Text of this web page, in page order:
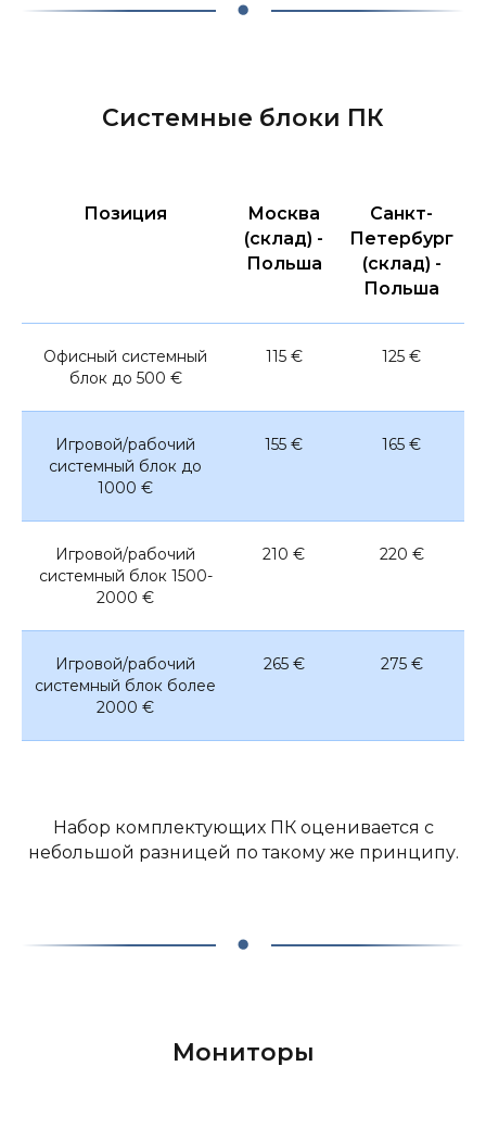
Системные блоки ПК
Позиция
Москва
(склад) -
Польша
Санкт-
Петербург
(склад) -
Польша
Офисный системный
блок до 500 €
115 € 125 €
Игровой/рабочий
системный блок до
1000 €
155 € 165 €
Игровой/рабочий
системный блок 1500-
2000 €
210 € 220 €
Игровой/рабочий
системный блок более
2000 €
265 € 275 €
Набор комплектующих ПК оценивается с
небольшой разницей по такому же принципу.
Мониторы